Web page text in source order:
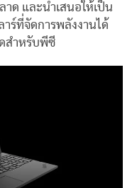
าด และนำเสนอให้เป็น
ร์ที่จัดการพลังงานได้
สำหรับพีซี